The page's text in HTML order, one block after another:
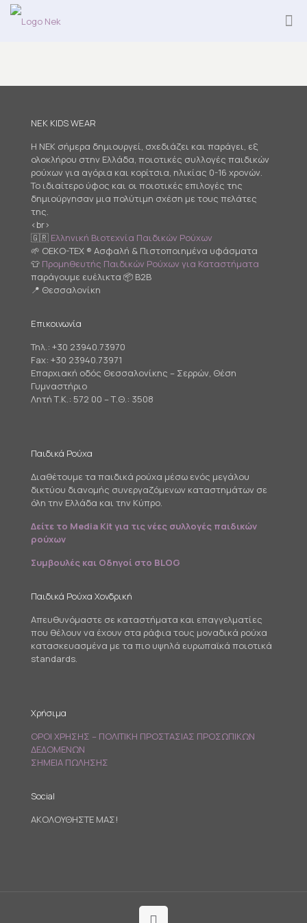
NEK KIDS WEAR
Η NEK σήμερα δημιουργεί, σχεδιάζει και παράγει, εξ
ολοκλήρου στην Ελλάδα, ποιοτικές συλλογές παιδικών
ρούχων για αγόρια και κορίτσια, ηλικίας 0-16 χρονών.
Το ιδιαίτερο ύφος και οι ποιοτικές επιλογές της
δημιούργησαν μια πολύτιμη σχέση με τους πελάτες
της.
<br>
🇬🇷 Ελληνική Βιοτεχνία Παιδικών Ρούχων
🌱 OEKO-TEX ® Ασφαλή & Πιστοποιημένα υφάσματα
👕 Προμηθευτής Παιδικών Ρούχων για Καταστήματα
παράγουμε ευέλικτα 📦 B2B
📍 Θεσσαλονίκη
Επικοινωνία
Τηλ.: +30 23940.73970
Fax: +30 23940.73971
Επαρχιακή οδός Θεσσαλονίκης – Σερρών, Θέση
Γυμναστήριο
Λητή Τ.Κ.: 572 00 – Τ.Θ.: 3508
Παιδικά Ρούχα
Διαθέτουμε τα παιδικά ρούχα μέσω ενός μεγάλου
δικτύου διανομής συνεργαζόμενων καταστημάτων σε
όλη την Ελλάδα και την Κύπρο.
Δείτε το Media Kit για τις νέες συλλογές παιδικών
ρούχων
Συμβουλές και Οδηγοί στο BLOG
Παιδικά Ρούχα Χονδρική
Απευθυνόμαστε σε καταστήματα και επαγγελματίες
που θέλουν να έχουν στα ράφια τους μοναδικά ρούχα
κατασκευασμένα με τα πιο υψηλά ευρωπαϊκά ποιοτικά
standards.
Χρήσιμα
ΟΡΟΙ ΧΡΗΣΗΣ – ΠΟΛΙΤΙΚΗ ΠΡΟΣΤΑΣΙΑΣ ΠΡΟΣΩΠΙΚΩΝ
ΔΕΔΟΜΕΝΩΝ
ΣΗΜΕΙΑ ΠΩΛΗΣΗΣ
Social
ΑΚΟΛΟΥΘΗΣΤΕ ΜΑΣ!